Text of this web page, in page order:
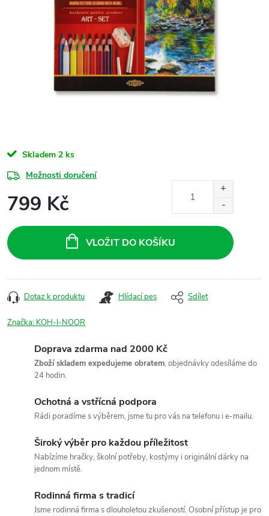
Skladem 2 ks
Možnosti doručení
799 Kč
cena:
VLOŽIT DO KOŠÍKU
Dotaz k produktu Hlídací pes Sdílet
Značka: KOH-I-NOOR
Doprava zdarma nad 2000 Kč
Zboží skladem expedujeme obratem, objednávky odesíláme do
24 hodin.
Ochotná a vstřícná podpora
Rádi poradíme s výběrem, jsme tu pro vás na telefonu i e-mailu.
Široký výběr pro každou příležitost
Nabízíme hračky, školní potřeby, kostýmy i originální dárky na
jednom místě.
Rodinná firma s tradicí
Jsme rodinná firma s dlouholetou zkušeností. Osobní přístup je pro